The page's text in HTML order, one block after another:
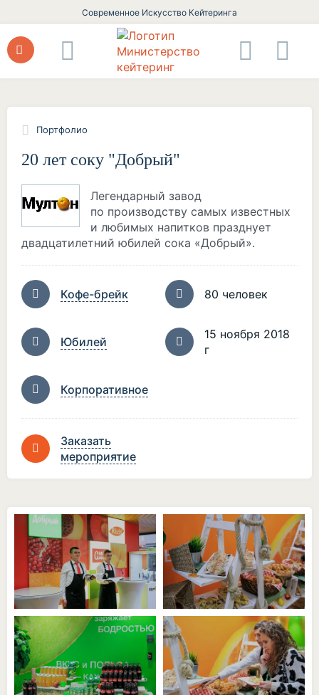
Современное Искусство Кейтеринга
Портфолио
20 лет соку "Добрый"
Легендарный завод
по производству самых известных
и любимых напитков празднует
двадцатилетний юбилей сока «Добрый».
Кофе-брейк 80 человек
Юбилей
15 ноября 2018
г
Корпоративное
Заказать
мероприятие